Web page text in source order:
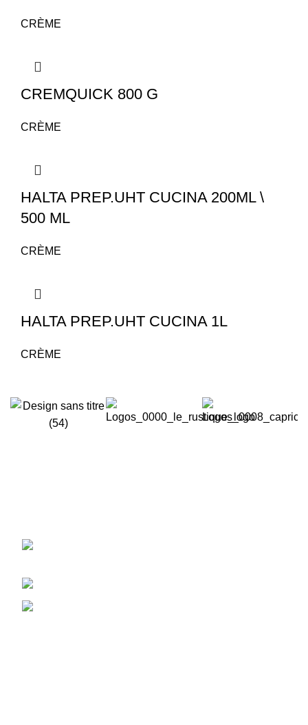
CRÈME
CREMQUICK 800 G
CRÈME
HALTA PREP.UHT CUCINA 200ML \
500 ML
CRÈME
HALTA PREP.UHT CUCINA 1L
CRÈME